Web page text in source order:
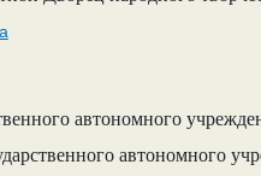
автономного
автономного